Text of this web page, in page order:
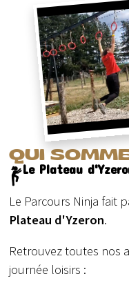
QUI
Le Plateau
Le Parcours Ninja fait
Plateau d'Yzeron.
Retrouvez toutes nos
journée loisirs :